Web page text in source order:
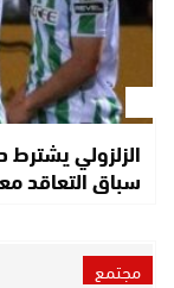
الزلزولي
سباق التعاقد
مجتمع